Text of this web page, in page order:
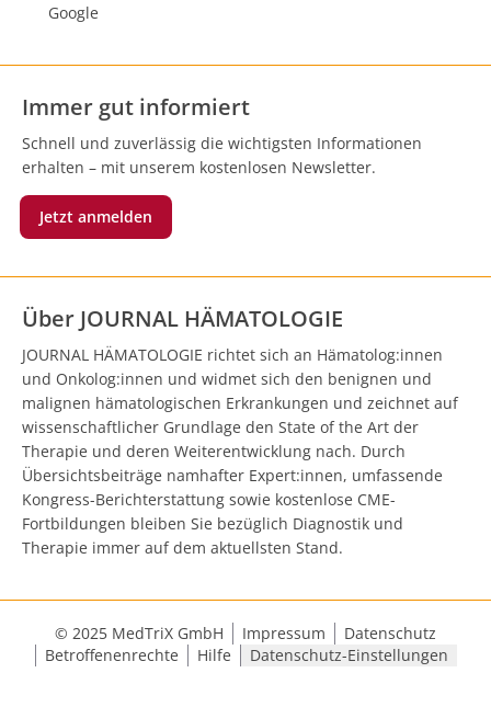
Google
Immer gut informiert
Schnell und zuverlässig die wichtigsten Informationen
erhalten – mit unserem kostenlosen Newsletter.
Jetzt anmelden
Über JOURNAL HÄMATOLOGIE
JOURNAL HÄMATOLOGIE richtet sich an Hämatolog:innen
und Onkolog:innen und widmet sich den benignen und
malignen hämatologischen Erkrankungen und zeichnet auf
wissenschaftlicher Grundlage den State of the Art der
Therapie und deren Weiterentwicklung nach. Durch
Übersichtsbeiträge namhafter Expert:innen, umfassende
Kongress-Berichterstattung sowie kostenlose CME-
Fortbildungen bleiben Sie bezüglich Diagnostik und
Therapie immer auf dem aktuellsten Stand.
© 2025 MedTriX GmbH Impressum
Datenschutz
Betroffenenrechte
Hilfe Datenschutz-Einstellungen